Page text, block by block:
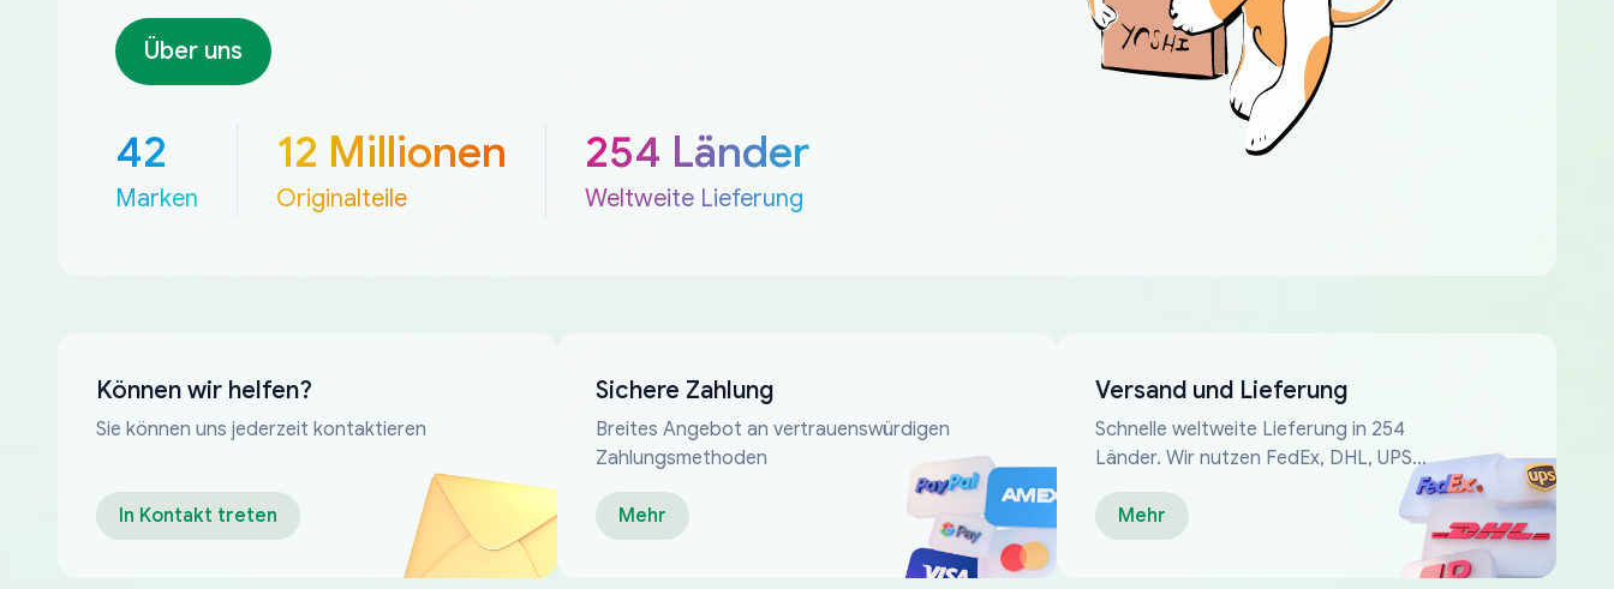
Über uns
42
Marken
12 Millionen
Originalteile
254 Länder
Weltweite Lieferung
Können wir helfen?
Sie können uns jederzeit kontaktieren
In Kontakt treten
Sichere Zahlung
Breites Angebot an vertrauenswürdigen
Zahlungsmethoden
Mehr
Versand und Lieferung
Schnelle weltweite Lieferung in 254
Länder. Wir nutzen FedEx, DHL, UPS...
Mehr